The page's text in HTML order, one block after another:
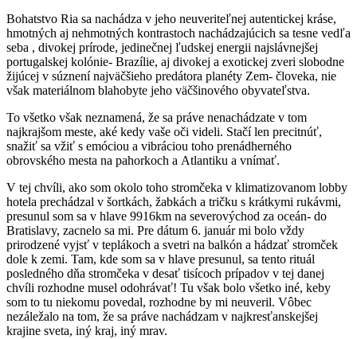
Bohatstvo Ria sa nachádza v jeho neuveriteľnej autentickej kráse,
hmotných aj nehmotných kontrastoch nachádzajúcich sa tesne vedľa
seba , divokej prírode, jedinečnej ľudskej energii najslávnejšej
portugalskej kolónie- Brazílie, aj divokej a exotickej zveri slobodne
žijúcej v súznení najväčšieho predátora planéty Zem- človeka, nie
však materiálnom blahobyte jeho väčšinového obyvateľstva.
To všetko však neznamená, že sa práve nenachádzate v tom
najkrajšom meste, aké kedy vaše oči videli. Stačí len precitnúť,
snažiť sa vžiť s emóciou a vibráciou toho prenádherného
obrovského mesta na pahorkoch a Atlantiku a vnímať.
V tej chvíli, ako som okolo toho stromčeka v klimatizovanom lobby
hotela prechádzal v šortkách, žabkách a tričku s krátkymi rukávmi,
presunul som sa v hlave 9916km na severovýchod za oceán- do
Bratislavy, zacnelo sa mi. Pre dátum 6. január mi bolo vždy
prirodzené vyjsť v teplákoch a svetri na balkón a hádzať stromček
dole k zemi. Tam, kde som sa v hlave presunul, sa tento rituál
posledného dňa stromčeka v desať tisícoch prípadov v tej danej
chvíli rozhodne musel odohrávať! Tu však bolo všetko iné, keby
som to tu niekomu povedal, rozhodne by mi neuveril. Vôbec
nezáležalo na tom, že sa práve nachádzam v najkresťanskejšej
krajine sveta, iný kraj, iný mrav.